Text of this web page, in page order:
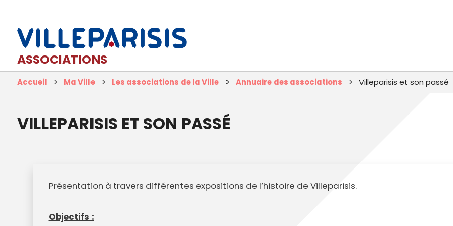
ASSOCIATIONS
Accueil Ma Ville Les associations de la Ville Annuaire des associations Villeparisis et son passé
VILLEPARISIS ET SON PASSÉ
Présentation à travers différentes expositions de l’histoire de Villeparisis.
Objectifs :